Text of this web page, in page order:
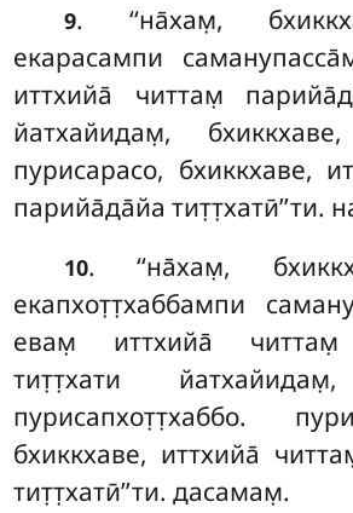
9. ‘‘на̄хам̣,
екарасампи
иттхийа̄ читтам̣
йатхайидам̣,
пурисарасо, бхиккхаве,
парийа̄да̄йа тит̣т̣хатӣ’’ти.
10. ‘‘на̄хам̣,
екапхот̣т̣хаббампи
евам̣ иттхийа̄
тит̣т̣хати
пурисапхот̣т̣хаббо.
бхиккхаве, иттхийа̄
тит̣т̣хатӣ’’ти. дасамам̣.